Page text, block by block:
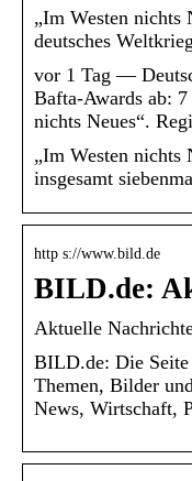
„Im Westen nichts
deutsches
vor 1 Tag —
Bafta-Awards ab:
nichts Neues“.
„Im Westen nichts
insgesamt
http s://www.bild.de
BILD.de:
Aktuelle
BILD.de: Die
Themen, Bilder
News, Wirtschaft,